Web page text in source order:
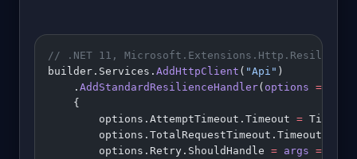
// .NET 11,
builder.Services. AddHttpClient ( "Api" )
    .
AddStandardResilienceHandler( options =>
    {
        options.AttemptTimeout.Timeout
=
        options.TotalRequestTimeout.Timeout
        options.Retry.ShouldHandle
= args =>